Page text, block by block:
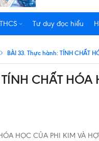
Tư duy đọc hiểu
BÀI 33. Thực hành: TÍNH CHẤT
CHẤT
HỌC CỦA PHI KIM VÀ